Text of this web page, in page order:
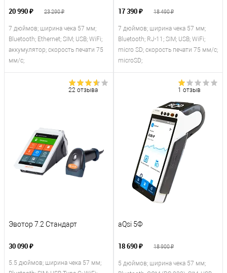
20 990 ₽ 23 290 ₽
7 дюймов; ширина чека 57 мм;
Bluetooth; Ethernet; SIM; USB; WiFi;
аккумулятор; скорость печати 75
мм/с;
17 390 ₽ 18 490 ₽
7 дюймов; ширина чека 57 мм;
Bluetooth; RJ-11; SIM; USB; WiFi;
micro SD; скорость печати 75 мм/с;
microSD;
22 отзыва
Эвотор 7.2 Стандарт
30 090 ₽
5.5 дюймов; ширина чека 57 мм;
1 отзыв
aQsi 5Ф
18 690 ₽ 18 900 ₽
5 дюймов; ширина чека 57 мм;